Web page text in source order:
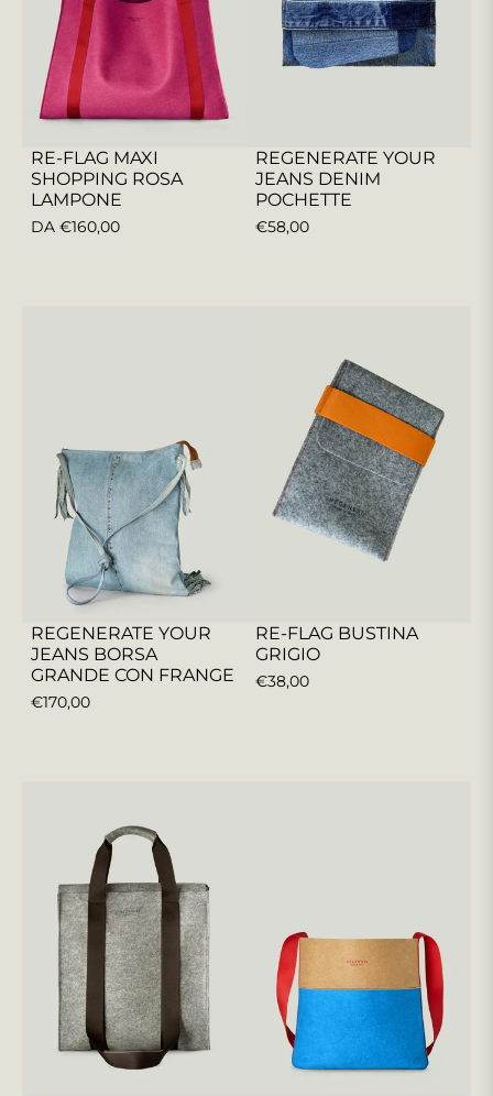
RE-FLAG MAXI
SHOPPING ROSA
LAMPONE
DA €160,00
REGENERATE YOUR
JEANS DENIM
POCHETTE
PREZZO
€58,00
REGENERATE YOUR
JEANS BORSA
GRANDE CON FRANGE
PREZZO
€170,00
RE-FLAG BUSTINA
GRIGIO
PREZZO
€38,00